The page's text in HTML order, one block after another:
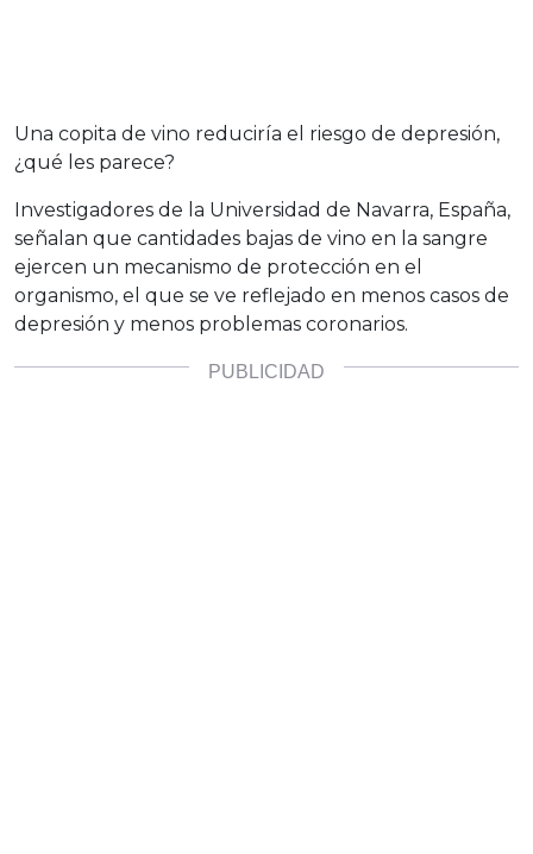
Una copita de vino reduciría el riesgo de depresión,
¿qué les parece?
Investigadores de la Universidad de Navarra, España,
señalan que cantidades bajas de vino en la sangre
ejercen un mecanismo de protección en el
organismo, el que se ve reflejado en menos casos de
depresión y menos problemas coronarios.